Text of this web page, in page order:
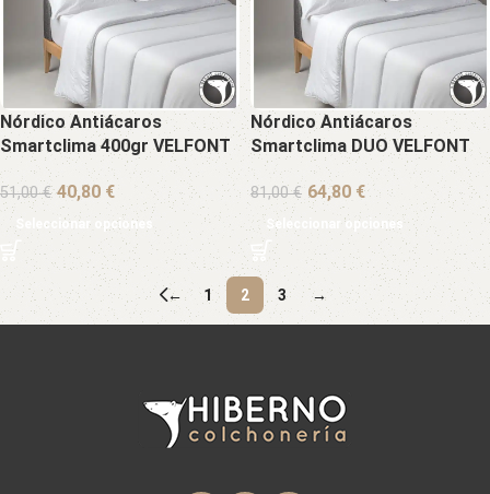
Nórdico Antiácaros
Smartclima 400gr VELFONT
51,00€ €
Seleccionar opciones
Nórdico Antiácaros
Smartclima DUO VELFONT
81,00€ €
Seleccionar opciones
← 1 2 3 →